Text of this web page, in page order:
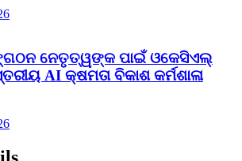
ନେତୃତ୍ୱଙ୍କ ପାଇଁ ଓକେସିଏଲ୍
AI କ୍ଷମତା ବିକାଶ କର୍ମଶାଳା